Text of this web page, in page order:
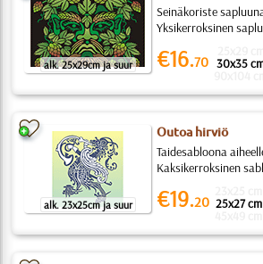
alk. 25x29cm ja suur
Seinäkoriste
Yksikerroksinen
€16.70 30x35
alk. 23x25cm ja suur
Outoa hirviö
Taidesabloona
Kaksikerroksinen
€19.20 25x27 cm